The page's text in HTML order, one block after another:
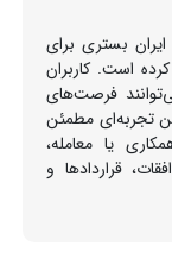
بستری برای
است. کاربران
فرصت‌های
تجربه‌ای مطمئن
یا معامله،
قراردادها و